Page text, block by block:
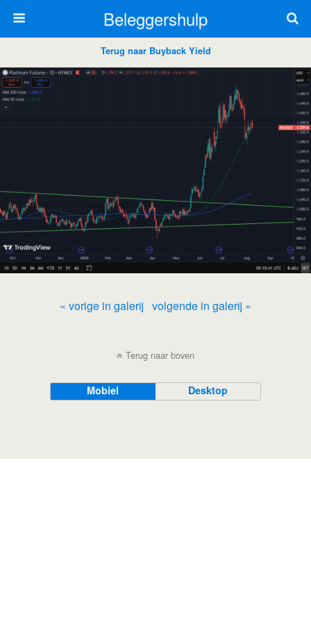
Beleggershulp
Terug naar Buyback Yield
« vorige in galerij volgende in galerij »
Terug naar boven
Mobiel Desktop